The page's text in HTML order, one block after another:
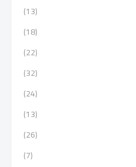
(13)
(18)
(22)
(32)
(24)
(13)
(26)
(7)